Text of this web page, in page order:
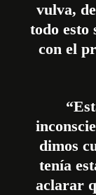
vulva,
todo esto
con el
dimos
tenía
aclarar